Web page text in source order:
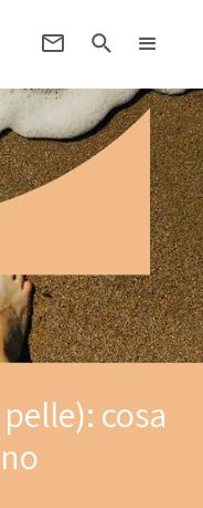
cosa